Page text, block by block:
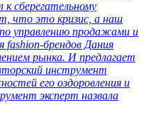
сберегательному
что это кризис, а наш
управлению продажами и
fashion-брендов Дания
рынка. И предлагает
инструмент
его оздоровления и
эксперт назвала